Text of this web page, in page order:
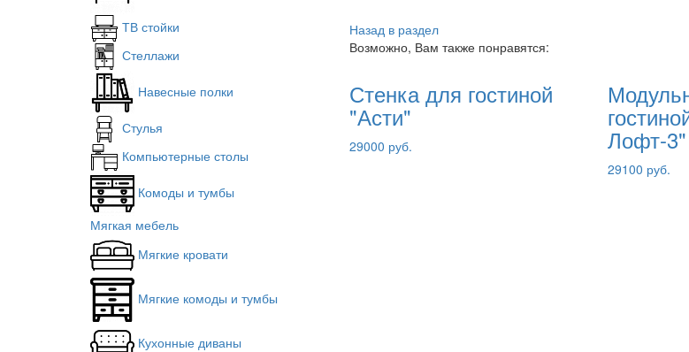
ТВ стойки
Стеллажи
Навесные полки
Стулья
Компьютерные столы
Комоды и тумбы
Мягкая мебель
Мягкие кровати
Мягкие комоды и тумбы
Кухонные диваны
Назад в раздел
Возможно, Вам также понравятся:
Стенка для гостиной
"Асти"
29000 руб. Лофт-3"
29100 руб.